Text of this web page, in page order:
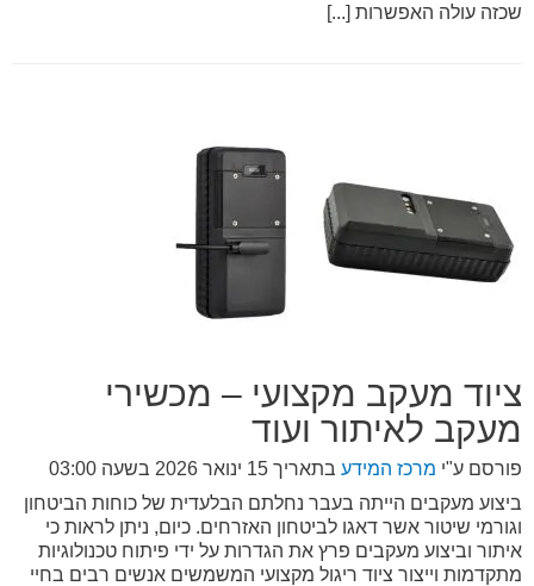
שכזה עולה האפשרות [...]
ציוד מעקב מקצועי – מכשירי
מעקב לאיתור ועוד
פורסם ע"י מרכז המידע בתאריך 15 ינואר 2026 בשעה 03:00
ביצוע מעקבים הייתה בעבר נחלתם הבלעדית של כוחות הביטחון
וגורמי שיטור אשר דאגו לביטחון האזרחים. כיום, ניתן לראות כי
איתור וביצוע מעקבים פרץ את הגדרות על ידי פיתוח טכנולוגיות
מתקדמות וייצור ציוד ריגול מקצועי המשמשים אנשים רבים בחיי